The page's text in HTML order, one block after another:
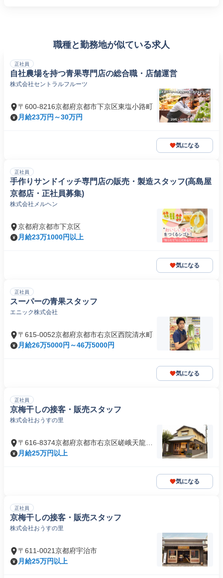
職種と勤務地が似ている求人
正社員
自社農場を持つ青果専門店の総合職・店舗運営
株式会社セントラルフルーツ
〒600-8216京都府京都市下京区東塩小路町
月給23万円～30万円
気になる
正社員
手作りサンドイッチ専門店の販売・製造スタッフ(高島屋
京都店・正社員募集)
株式会社メルヘン
京都府京都市下京区
月給23万1000円以上
気になる
正社員
スーパーの青果スタッフ
エニック株式会社
〒615-0052京都府京都市右京区西院清水町
月給26万5000円～46万5000円
気になる
正社員
京梅干しの接客・販売スタッフ
株式会社おうすの里
〒616-8374京都府京都市右京区嵯峨天龍寺
北造路町
月給25万円以上
気になる
正社員
京梅干しの接客・販売スタッフ
株式会社おうすの里
〒611-0021京都府宇治市
月給25万円以上